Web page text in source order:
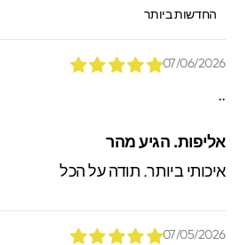
ניתן לאתר / לקבל הזמנות.
SORT BY
07/06/2026
..
אליפות. הגיע מהר
איכותי ביותר. תודה על הכל
07/05/2026